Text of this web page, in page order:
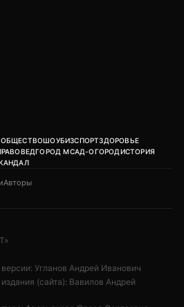
ОБЩЕСТВОШОУБИЗСПОРТЗДОРОВЬЕ
ГОРОД МСАД-ОГОРОДИСТОРИЯ
Авторы
Угланов Андрей Иванович
(сайта): Вавилов Андрей